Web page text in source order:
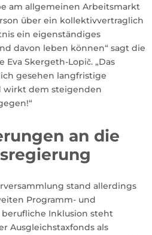
am allgemeinen Arbeitsmarkt
über ein kollektivvertraglich
ein eigenständiges
davon leben können“ sagt die
Eva Skergeth-Lopič. „Das
gesehen langfristige
wirkt dem steigenden
an die
stand allerdings
Programm- und
Inklusion steht
Ausgleichstaxfonds als